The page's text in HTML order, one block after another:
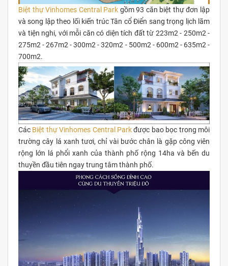
Biệt thự Vinhomes Central Park gồm 93 căn biệt thự đơn lập
và song lập theo lối kiến trúc Tân cổ Điển sang trọng lịch lãm
và tiện nghi, với mỗi căn có diện tích đất từ 223m2 - 250m2 -
275m2 - 267m2 - 300m2 - 320m2 - 500m2 - 600m2 - 635m2 -
700m2.
Các Biệt thự Vinhomes Central Parkđược bao bọc trong môi
trường cây lá xanh tươi, chỉ vài bước chân là gặp công viên
rộng lớn lá phổi xanh của thành phố rộng 14ha và bến du
thuyền đầu tiên ngay trung tâm thành phố.